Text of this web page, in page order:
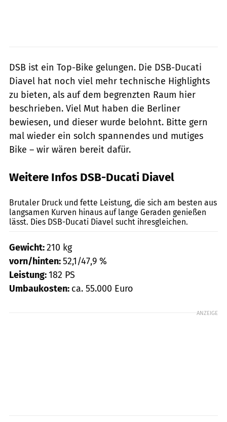
DSB ist ein Top-Bike gelungen. Die DSB-Ducati
Diavel hat noch viel mehr technische Highlights
zu bieten, als auf dem begrenzten Raum hier
beschrieben. Viel Mut haben die Berliner
bewiesen, und dieser wurde belohnt. Bitte gern
mal wieder ein solch spannendes und mutiges
Bike – wir wären bereit dafür.
Weitere Infos DSB-Ducati Diavel
Brutaler Druck und fette Leistung, die sich am besten aus
langsamen Kurven hinaus auf lange Geraden genießen
lässt. Dies DSB-Ducati Diavel sucht ihresgleichen.
Gewicht:210 kg
vorn/hinten:52,1/47,9 %
Leistung:182 PS
Umbaukosten: ca. 55.000 Euro
ANZEIGE